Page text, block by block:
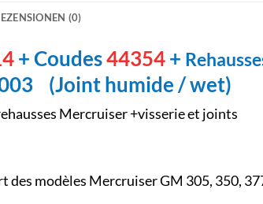
(0)
+ Coudes44354 +
(Joint humide / wet)
Mercruiser +visserie et joints
modèles Mercruiser GM 305, 350,